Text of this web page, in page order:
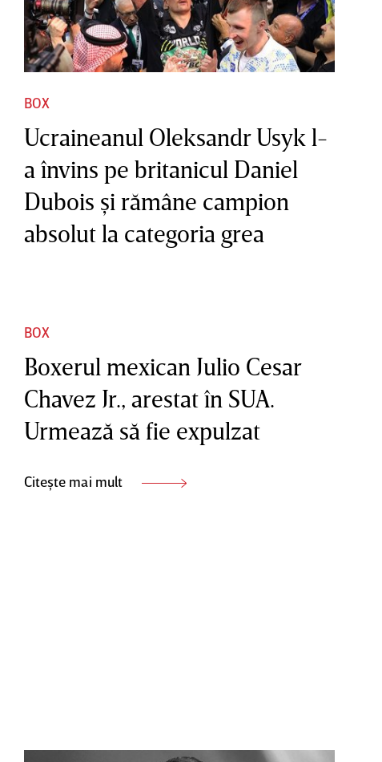
BOX
Ucraineanul Oleksandr Usyk l-
a învins pe britanicul Daniel
Dubois şi rămâne campion
absolut la categoria grea
BOX
Boxerul mexican Julio Cesar
Chavez Jr., arestat în SUA.
Urmează să fie expulzat
Citește mai mult